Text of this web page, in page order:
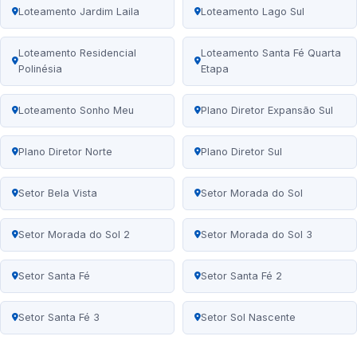
Loteamento Jardim Laila Loteamento Lago Sul
Loteamento Residencial
Polinésia
Loteamento Santa Fé Quarta
Etapa
Loteamento Sonho Meu Plano Diretor Expansão Sul
Plano Diretor Norte Plano Diretor Sul
Setor Bela Vista Setor Morada do Sol
Setor Morada do Sol 2 Setor Morada do Sol 3
Setor Santa Fé Setor Santa Fé 2
Setor Santa Fé 3 Setor Sol Nascente